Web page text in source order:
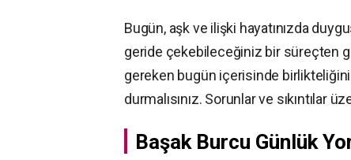
Bugün, aşk ve ilişki hayatınızda
geride çekebileceğiniz bir süreçten
gereken bugün içerisinde
durmalısınız. Sorunlar ve
Başak Burcu Günlük